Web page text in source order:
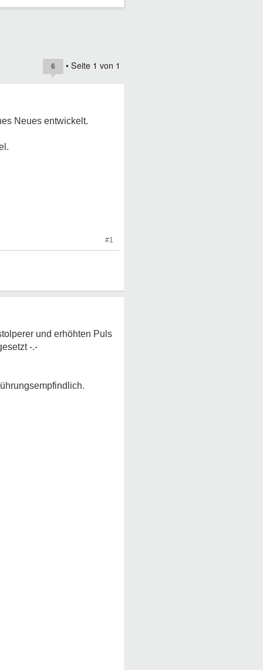
6 • Seite 1 von 1
Neues entwickelt.
#1
und erhöhten Puls
-.-